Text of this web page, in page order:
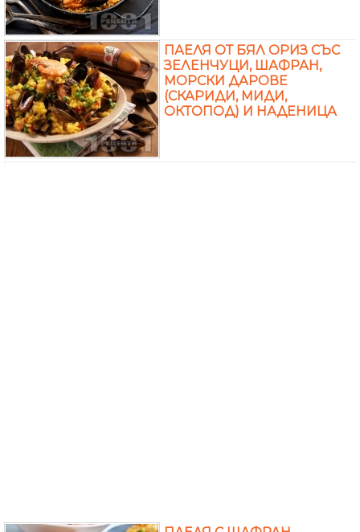
ПАЕЛЯ ОТ БЯЛ ОРИЗ СЪС
ЗЕЛЕНЧУЦИ, ШАФРАН,
МОРСКИ ДАРОВЕ
(СКАРИДИ, МИДИ,
ОКТОПОД) И НАДЕНИЦА